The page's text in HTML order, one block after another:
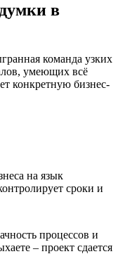
в
команда узких
умеющих всё
конкретную бизнес-
на язык
сроки и
процессов и
– проект сдается